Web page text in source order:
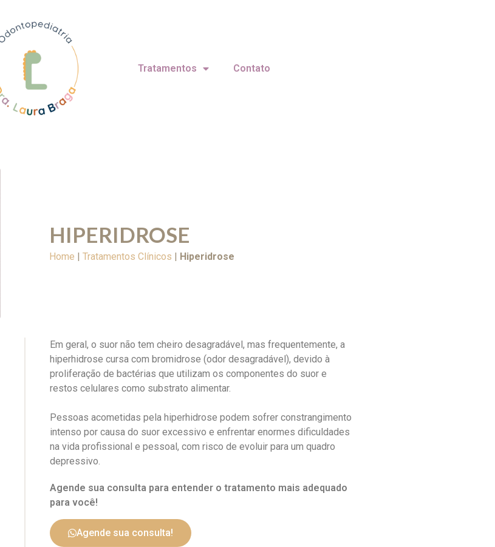
Tratamentos Contato
HIPERIDROSE
Home Tratamentos Clínicos Hiperidrose
Em geral, o suor não tem cheiro desagradável, mas frequentemente, a
hiperhidrose cursa com bromidrose (odor desagradável), devido à
proliferação de bactérias que utilizam os componentes do suor e
restos celulares como substrato alimentar.
Pessoas acometidas pela hiperhidrose podem sofrer constrangimento
intenso por causa do suor excessivo e enfrentar enormes dificuldades
na vida profissional e pessoal, com risco de evoluir para um quadro
depressivo.
Agende sua consulta para entender o tratamento mais adequado
para você!
Agende sua consulta!